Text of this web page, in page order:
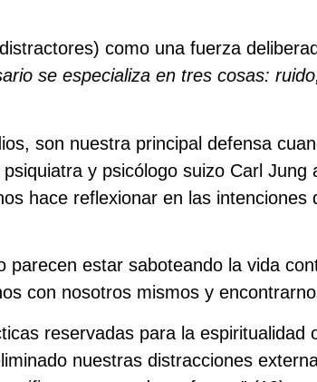
como una fuerza
se especializa en tres cosas:
son nuestra principal defensa
y psicólogo suizo Carl Jung
hace reflexionar en las intenciones
estar saboteando la vida
con nosotros mismos y
reservadas para la espiritualidad
nuestras distracciones